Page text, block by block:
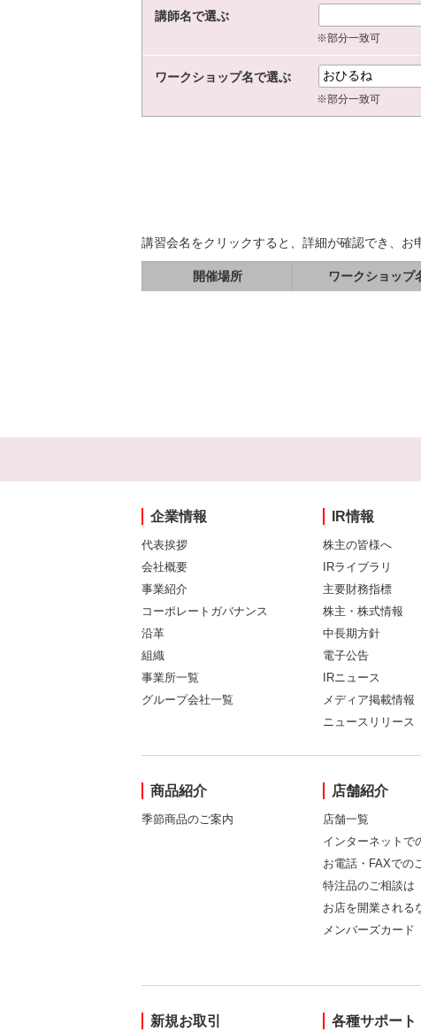
講師名で選ぶ
※部分一致可
ワークショップ名で選ぶ
※部分一致可
講習会名をクリックすると、詳細が確認でき、お
開催場所 ワークショップ
企業情報
代表挨拶
会社概要
事業紹介
コーポレートガバナンス
沿革
組織
事業所一覧
グループ会社一覧
IR情報
株主の皆様へ
IRライブラリ
主要財務指標
株主・株式情報
中長期方針
電子公告
IRニュース
メディア掲載情報
ニュースリリース
商品紹介
季節商品のご案内
店舗紹介
店舗一覧
インターネットで
お電話・FAXでの
特注品のご相談は
お店を開業される
メンバーズカード
新規お取引 各種サポート